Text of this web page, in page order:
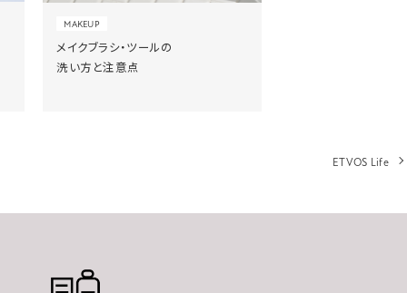
MAKEUP
メイクブラシ・ツールの
洗い方と注意点
ETVOS Life